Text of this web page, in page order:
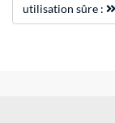
utilisation sûre :